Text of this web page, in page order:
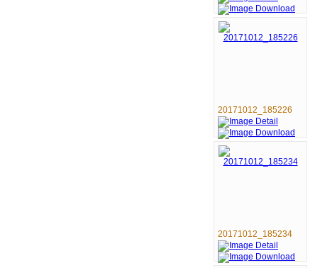
20171012_185226
20171012_185234